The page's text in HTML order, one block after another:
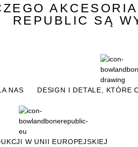
REPUBLIC SĄ
NAS
DESIGN I DETALE, KTÓRE
W UNII EUROPEJSKIEJ